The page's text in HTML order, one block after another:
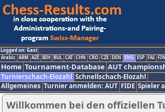
Logged on: Gast
Arabic ARM AZE BIH BUL CAT CHN CRO CZE DEN ENG ESP FAI FIN
Home Tournament-Database AUT
Turnierschach-Elozahl Schnellschach-Elozahl
Allgemeines Turnier anmelden: AUT FIDE Spieler
Willkommen bei den offiziellen